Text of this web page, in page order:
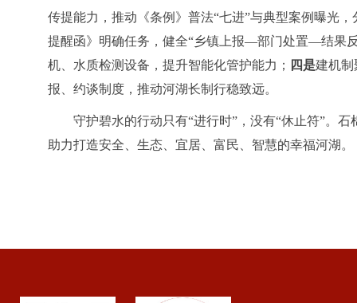
传提能力，推动《条例》普法“七进”与典型案例曝光
提醒函》明确任务，健全“乡镇上报—部门处置—结果
机、水质检测设备，提升智能化管护能力； 四是建机制
报、约谈制度，推动河湖长制行稳致远。
守护碧水的行动只有“进行时”，没有“休止符”。
助力打造安全、生态、宜居、富民、智慧的幸福河湖